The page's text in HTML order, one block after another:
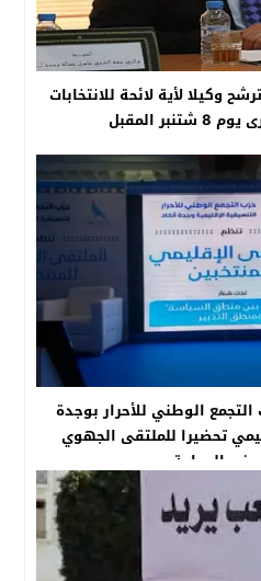
وكيلا لأية لائحة للانتخابات
المقبل
التجمع الوطني للأحرار بوجدة
تحضيرا للملتقى الجهوي
الحمامة